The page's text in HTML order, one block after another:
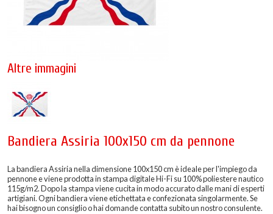
Altre immagini
Bandiera Assiria 100x150 cm da pennone
La bandiera Assiria nella dimensione 100x150 cm è ideale per l'impiego da
pennone e viene prodotta in stampa digitale Hi-Fi su 100% poliestere nautico
115g/m2. Dopo la stampa viene cucita in modo accurato dalle mani di esperti
artigiani. Ogni bandiera viene etichettata e confezionata singolarmente. Se
hai bisogno un consiglio o hai domande contatta subito un nostro consulente.